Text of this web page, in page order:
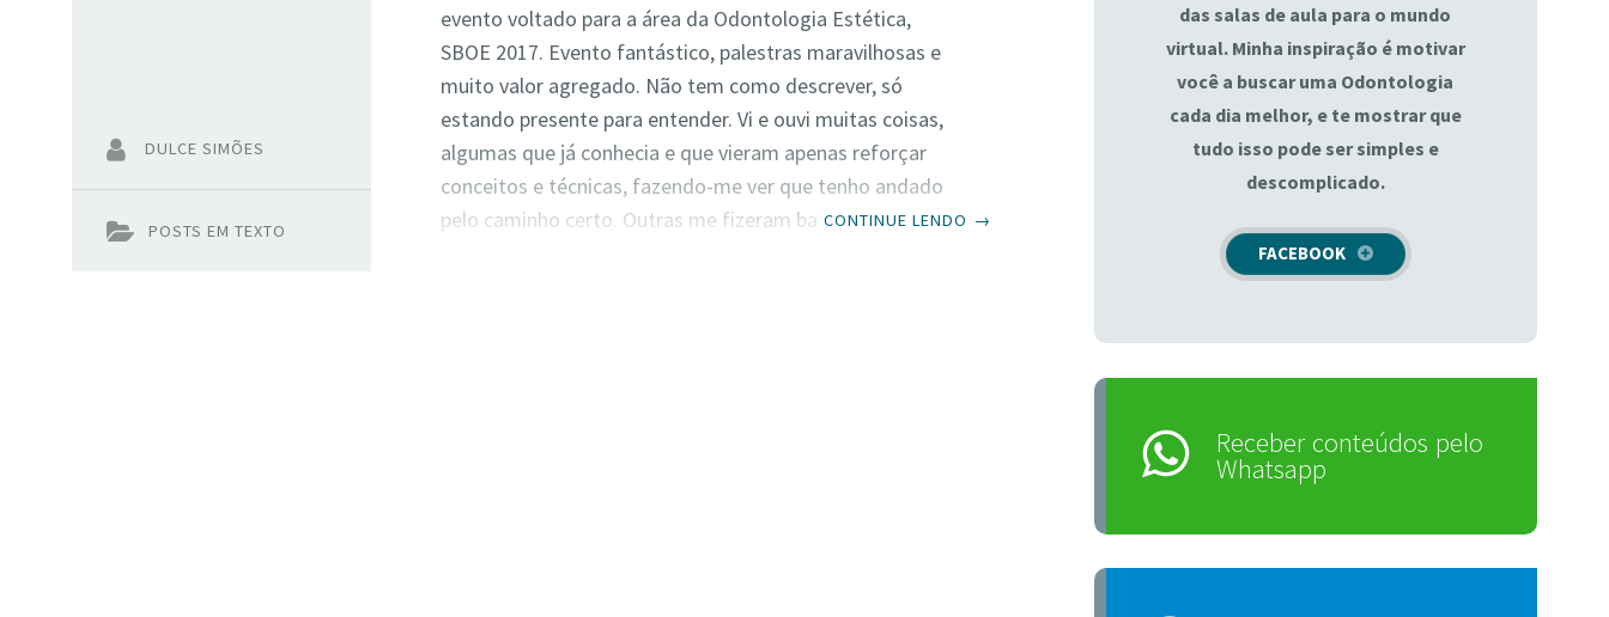
POSTS EM TEXTO
DULCE SIMÕES
evento voltado para a área da Odontologia Estética,
SBOE 2017. Evento fantástico, palestras maravilhosas e
muito valor agregado. Não tem como descrever, só
estando presente para entender. Vi e ouvi muitas coisas,
algumas que já conhecia e que vieram apenas reforçar
conceitos e técnicas, fazendo-me ver que tenho andado
pelo caminho certo. Outras me fizeram baixar a guarda e
CONTINUE LENDO →
das salas de aula para o mundo
virtual. Minha inspiração é motivar
você a buscar uma Odontologia
cada dia melhor, e te mostrar que
tudo isso pode ser simples e
descomplicado.
FACEBOOK
Receber conteúdos pelo
Whatsapp